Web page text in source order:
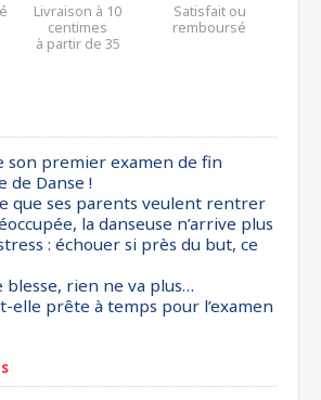
Livraison à 10
centimes
à partir de 35
Satisfait ou
remboursé
son premier examen de fin
de Danse !
que ses parents veulent rentrer
la danseuse n’arrive plus
: échouer si près du but, ce
blesse, rien ne va plus…
elle prête à temps pour l’examen